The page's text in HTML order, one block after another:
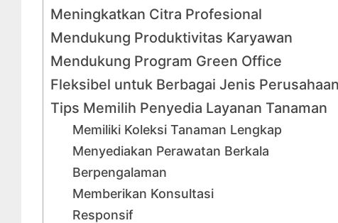
Meningkatkan Citra Profesional
Mendukung Produktivitas Karyawan
Mendukung Program Green Office
Fleksibel untuk Berbagai Jenis Perusahaan
Tips Memilih Penyedia Layanan Tanaman
Memiliki Koleksi Tanaman Lengkap
Menyediakan Perawatan Berkala
Berpengalaman
Memberikan Konsultasi
Responsif